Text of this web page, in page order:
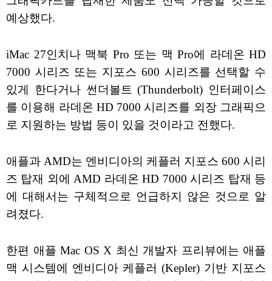
예상했다.
iMac 27인치나 맥북 Pro 또는 맥 Pro에 라데온 HD
7000 시리즈 또는 지포스 600 시리즈를 선택할 수
있게 한다거나 썬더볼트 (Thunderbolt) 인터페이스
를 이용해 라데온 HD 7000 시리즈를 외장 그래픽으
로 지원하는 방법 등이 있을 것이라고 전했다.
애플과 AMD는 엔비디아의 케플러 지포스 600 시리
즈 탑재 외에 AMD 라데온 HD 7000 시리즈 탑재 등
에 대해서는 구체적으로 언급하지 않은 것으로 알
려졌다.
한편 애플 Mac OS X 최신 개발자 프리뷰에는 애플
맥 시스템에 엔비디아 케플러 (Kepler) 기반 지포스